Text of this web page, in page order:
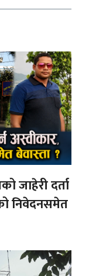
जाहेरी दर्ता
निवेदनसमेत